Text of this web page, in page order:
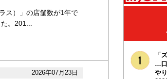
ス）」の店舗数が1年で
。201...
2026年07月23日
「
…口
や